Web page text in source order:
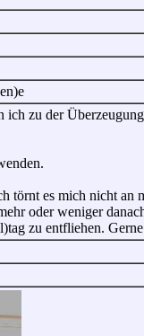
zu der
törnt es mich nicht an
oder weniger
zu entfliehen.